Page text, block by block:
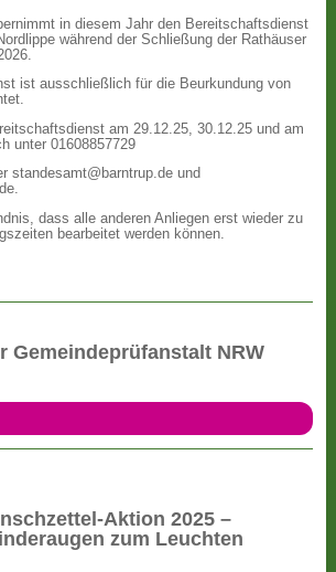
in diesem Jahr den Bereitschaftsdienst
während der Schließung der Rathäuser
ist ausschließlich für die Beurkundung von
am 29.12.25, 30.12.25 und am
unter 01608857729
standesamt@barntrup.de und
dass alle anderen Anliegen erst wieder zu
bearbeitet werden können.
Gemeindeprüfanstalt NRW
Aktion 2025 –
zum Leuchten